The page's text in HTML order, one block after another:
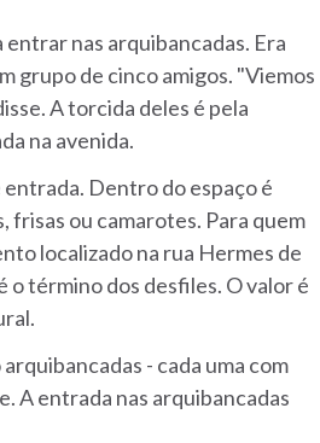
nas arquibancadas. Era
grupo de cinco amigos. "Viemos
A torcida deles é pela
na avenida.
Dentro do espaço é
frisas ou camarotes. Para quem
localizado na rua Hermes de
o término dos desfiles. O valor é
- cada uma com
A entrada nas arquibancadas